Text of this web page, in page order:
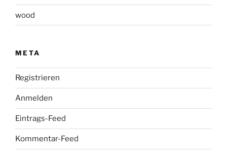
wood
META
Registrieren
Anmelden
Eintrags-Feed
Kommentar-Feed